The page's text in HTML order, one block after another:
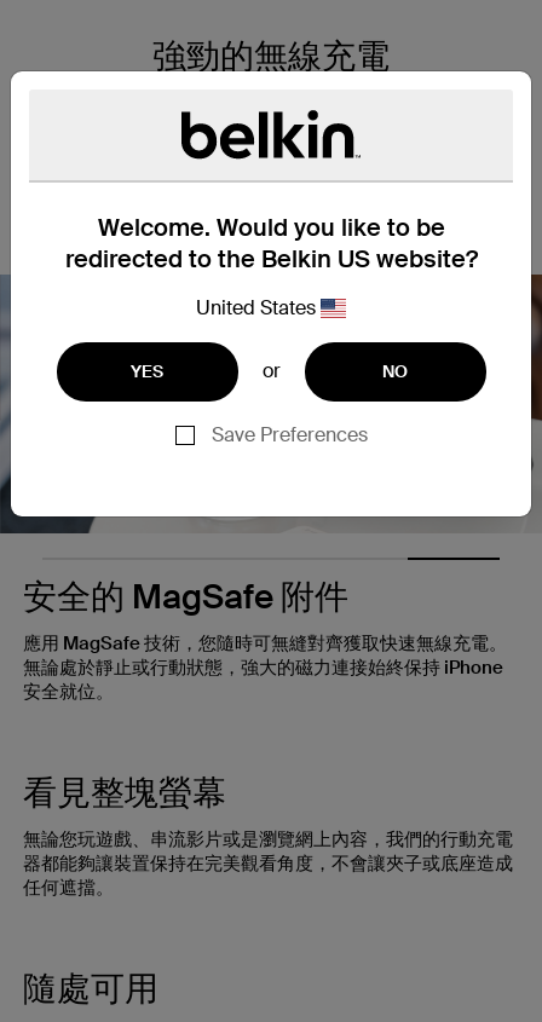
Welcome. Would you like to be
redirected to the Belkin US website?
United States
YES or NO
Save Preferences
強勁的無線充電
善用最新 MagSafe 技術，我們這款精巧的行動充電器具備
5,000 mAH 充電潛能 —— 提供的附加電力足夠支援 iPhone 14 播
放影片長達 19 小時。*接通電源時支援邊充邊放，讓您可在為行
動充電器充電時保持在線。USB-C® 連接埠可為多種兼容裝置提
供至高 10W 電力。
Next
安全的 MagSafe 附件
應用 MagSafe 技術，您隨時可無縫對齊獲取快速無線充電。
無論處於靜止或行動狀態，強大的磁力連接始終保持 iPhone
安全就位。
看見整塊螢幕
無論您玩遊戲、串流影片或是瀏覽網上內容，我們的行動充電
器都能夠讓裝置保持在完美觀看角度，不會讓夾子或底座造成
任何遮擋。
隨處可用